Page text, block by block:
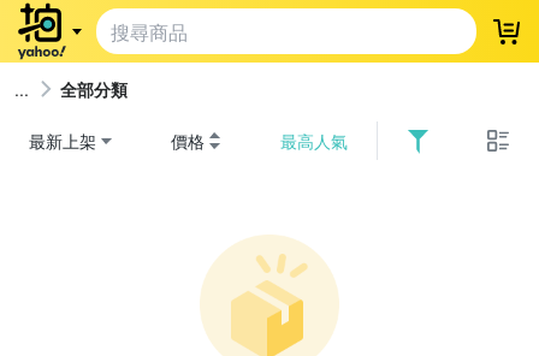
登
全部分類
最新上架 價格 最高人氣